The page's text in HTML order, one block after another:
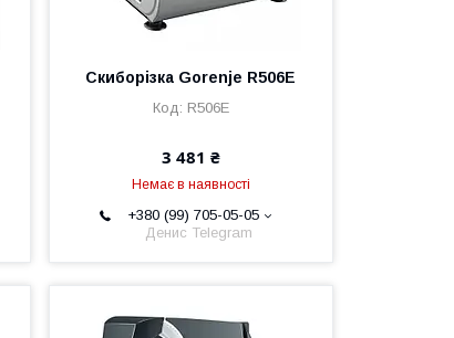
Скиборізка Gorenje R506E
R506E
3 481 ₴
Немає в наявності
+380 (99) 705-05-05
Денис Telegram